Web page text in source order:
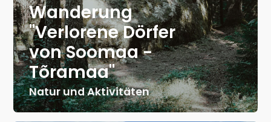
Wanderung
"Verlorene Dörfer
von Soomaa -
Tõramaa"
Natur und Aktivitäten